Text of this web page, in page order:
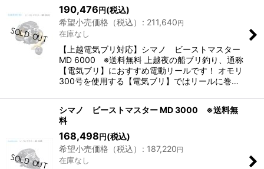
190,476 円 (税込)
希望小売価格（税込）
: 211,640 円
在庫なし
【上越電気ブリ対応】シマノ ビーストマスター
MD 6000 ※送料無料 上越夜の船ブリ釣り、通称
【電気ブリ】におすすめ電動リールです！ オモリ
300号を使用する【電気ブリ】ではリールに巻…
シマノ ビーストマスター MD 3000 ※送料無
料
168,498 円 (税込)
希望小売価格（税込）
: 187,220 円
在庫なし